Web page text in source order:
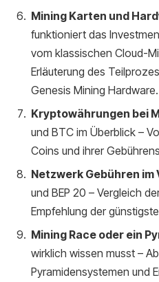
Mining Karten und
funktioniert das
vom klassischen Cloud-
Erläuterung des
Genesis Mining Hardware.
Kryptowährungen bei
und BTC im Überblick –
Coins und ihrer
Netzwerk Gebühren im
und BEP 20 – Vergleich
Empfehlung der
Mining Race oder ein
wirklich wissen musst –
Pyramidensystemen und